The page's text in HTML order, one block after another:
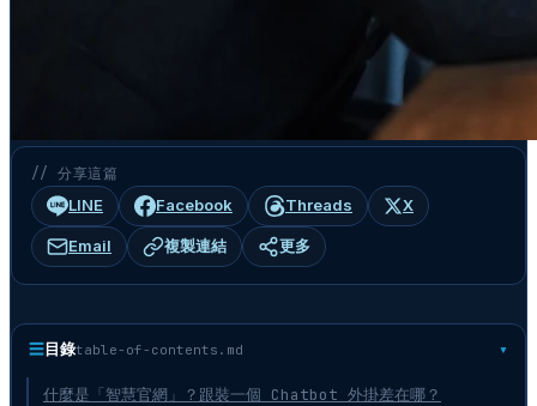
// 分享這篇
LINE Facebook Threads X
Email 複製連結 更多
☰目錄table-of-contents.md
什麼是「智慧官網」？跟裝一個 Chatbot 外掛差在哪？